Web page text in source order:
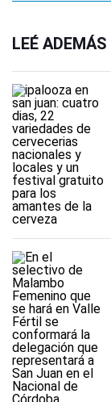
LEÉ ADEMÁS